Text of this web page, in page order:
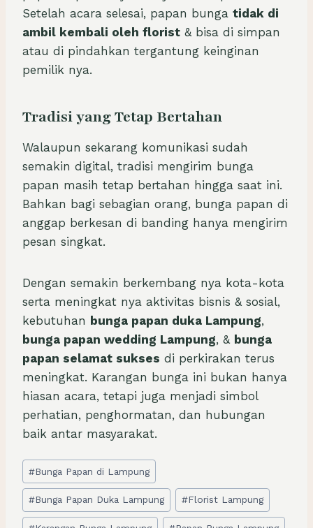
Setelah acara selesai, papan bunga tidak di
ambil kembali oleh florist & bisa di simpan
atau di pindahkan tergantung keinginan
pemilik nya.
Tradisi yang Tetap Bertahan
Walaupun sekarang komunikasi sudah
semakin digital, tradisi mengirim bunga
papan masih tetap bertahan hingga saat ini.
Bahkan bagi sebagian orang, bunga papan di
anggap berkesan di banding hanya mengirim
pesan singkat.
Dengan semakin berkembang nya kota-kota
serta meningkat nya aktivitas bisnis & sosial,
kebutuhan bunga papan duka Lampung,
bunga papan wedding Lampung, & bunga
papan selamat sukses di perkirakan terus
meningkat. Karangan bunga ini bukan hanya
hiasan acara, tetapi juga menjadi simbol
perhatian, penghormatan, dan hubungan
baik antar masyarakat.
Post
Tags:
#Bunga Papan di Lampung
#Bunga Papan Duka Lampung #Florist Lampung